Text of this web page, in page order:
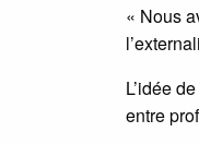
« Nous
L’idée
entre